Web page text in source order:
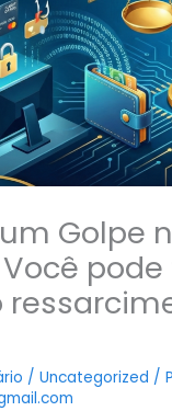
Golpe
/Uncategorized /